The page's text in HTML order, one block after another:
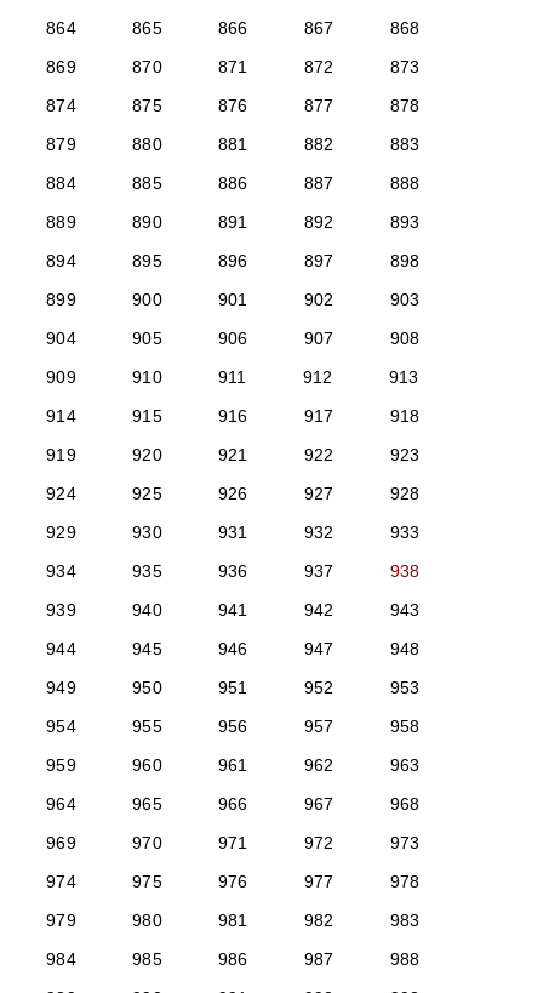
864
865 866 867
868
869
870 871 872
873
874
875 876 877
878
879
880 881 882
883
884
885 886 887
888
889
890 891 892
893
894
895 896 897
898
899
900 901 902
903
904
905 906 907
908
909
910 911 912
913
914
915 916 917
918
919
920 921 922
923
924
925 926 927
928
929
930 931 932
933
934
935 936 937
938
939
940 941 942
943
944
945 946 947
948
949
950 951 952
953
954
955 956 957
958
959
960 961 962
963
964
965 966 967
968
969
970 971 972
973
974
975 976 977
978
979
980 981 982
983
984
985 986 987
988